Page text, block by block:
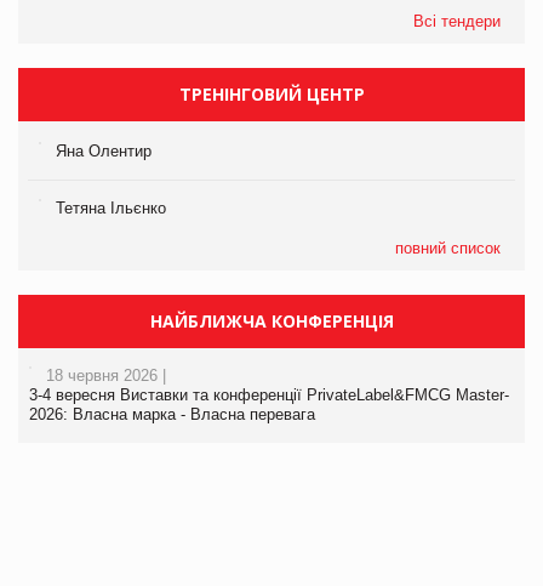
Всі тендери
ТРЕНІНГОВИЙ ЦЕНТР
Яна Олентир
Тетяна Ільєнко
повний список
НАЙБЛИЖЧА КОНФЕРЕНЦІЯ
18 червня 2026 |
3-4 вересня Виставки та конференції PrivateLabel&FMCG Master-
2026: Власна марка - Власна перевага